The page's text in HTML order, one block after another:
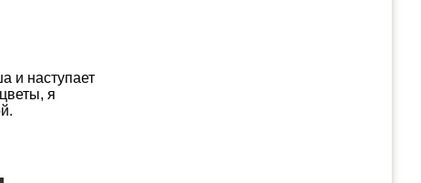
и наступает
я